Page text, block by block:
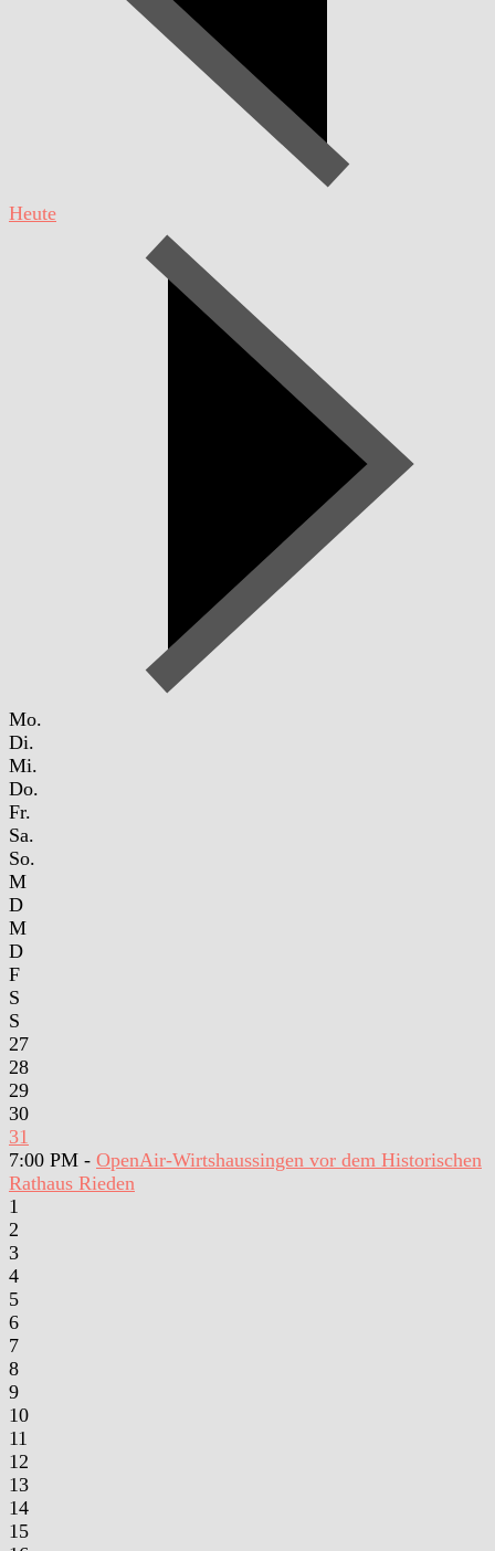
Heute
Mo.
Di.
Mi.
Do.
Fr.
Sa.
So.
M
D
M
D
F
S
S
27
28
29
30
31
7:00 PM - OpenAir-Wirtshaussingen vor dem Historischen
Rathaus Rieden
1
2
3
4
5
6
7
8
9
10
11
12
13
14
15